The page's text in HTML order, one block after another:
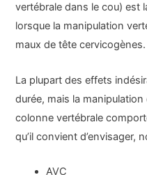
vertébrale dans le cou) est
lorsque la manipulation
maux de tête cervicogènes.
La plupart des effets
durée, mais la
colonne vertébrale
qu’il convient d’envisager,
AVC